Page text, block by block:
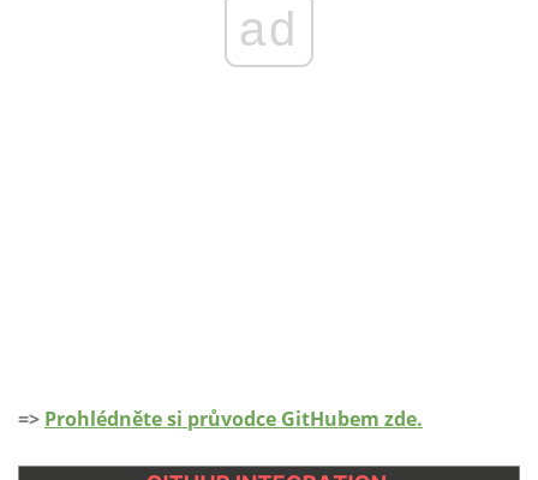
ad
=> Prohlédněte si průvodce GitHubem zde.